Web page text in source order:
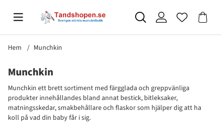
Hem Munchkin
Munchkin
Munchkin ett brett sortiment med färgglada och greppvänliga
produkter innehållandes bland annat bestick, bitleksaker,
matningsskedar, smakbehållare och flaskor som hjälper dig att ha
koll på vad din baby får i sig.